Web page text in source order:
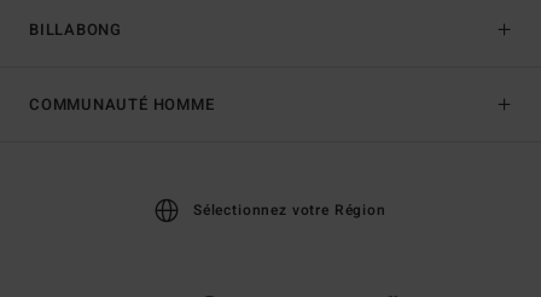
BILLABONG
COMMUNAUTÉ HOMME
Sélectionnez votre Région